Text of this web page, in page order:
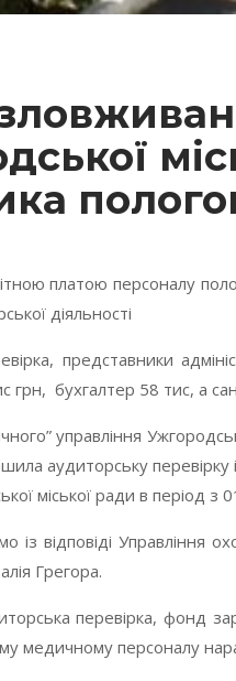
платою персоналу
діяльності
представники
грн, бухгалтер 58 тис, а
управління
аудиторську
міської ради в період з
із відповіді Управління
Грегора.
перевірка, фонд
персоналу